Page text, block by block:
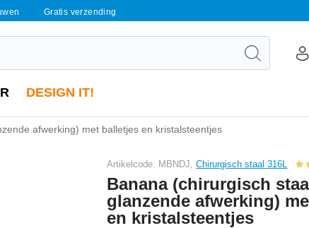
Gratis verzending
DESIGN IT!
afwerking) met balletjes en kristalsteentjes
Artikelcode: MBNDJ,Chirurgisch staal 316L
Banana (chirurgisch
glanzende afwerking)
en kristalsteentjes